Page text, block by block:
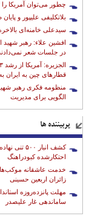
چطور می‌توان آمریکا
بلاتکلیفی علیپور و
سیدعلی خامنه‌ای
افشین علاء: رهبر شهید
در جلسات شعر
قطارهای چین به ایران
منظومه فکری رهبر
الگویی برای مدیریت
پربیننده ها
کشف انبار ۵۰۰
احتکارشده کبودراهنگ
خدمت عاشقانه
زائران اربعین حسینی
مهلت پانزده‌روزه
ساماندهی غار علیصدر